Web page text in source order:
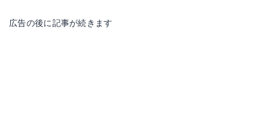
広告の後に記事が続きます